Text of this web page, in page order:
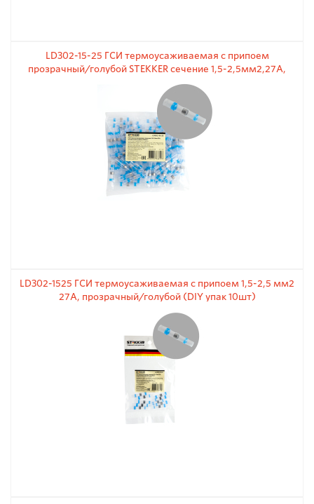
LD302-15-25 ГСИ термоусаживаемая с припоем
прозрачный/голубой STEKKER сечение 1,5-2,5мм2,27A,
LD302-1525 ГСИ термоусаживаемая с припоем 1,5-2,5 мм2
27A, прозрачный/голубой (DIY упак 10шт)